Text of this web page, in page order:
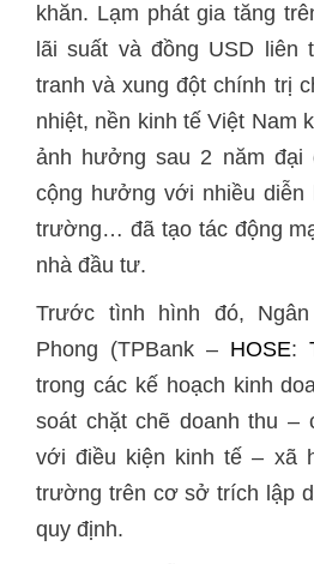
khăn. Lạm phát gia tăng
lãi suất và đồng USD liên
tranh và xung đột chính trị
nhiệt, nền kinh tế Việt Nam
ảnh hưởng sau 2 năm đại
cộng hưởng với nhiều diễn
trường… đã tạo tác động
nhà đầu tư.
Trước tình hình đó,
Phong (TPBank – HOSE:
trong các kế hoạch kinh
soát chặt chẽ doanh thu –
với điều kiện kinh tế – xã
trường trên cơ sở trích lập
quy định.